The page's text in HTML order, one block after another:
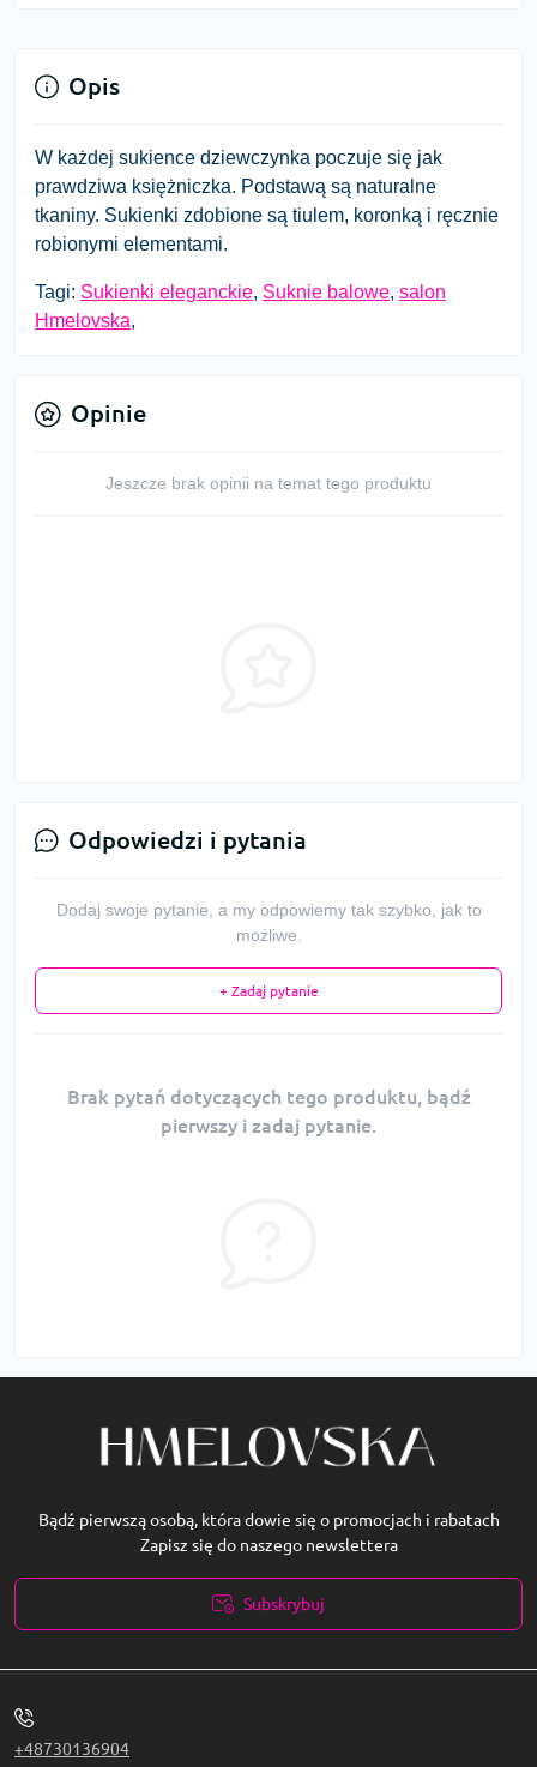
Opis
W każdej sukience dziewczynka poczuje się jak
prawdziwa księżniczka. Podstawą są naturalne
tkaniny. Sukienki zdobione są tiulem, koronką i ręcznie
robionymi elementami.
Tagi: Sukienki eleganckie, Suknie balowe, salon
Hmelovska,
Opinie
Jeszcze brak opinii na temat tego produktu
Odpowiedzi i pytania
Dodaj swoje pytanie, a my odpowiemy tak szybko, jak to
możliwe.
+ Zadaj pytanie
Brak pytań dotyczących tego produktu, bądź
pierwszy i zadaj pytanie.
Bądź pierwszą osobą, która dowie się o promocjach i rabatach
Zapisz się do naszego newslettera
Subskrybuj
+48730136904